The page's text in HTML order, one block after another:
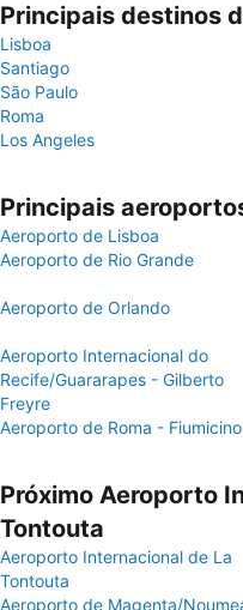
Principais destinos
Lisboa
Santiago
São Paulo
Roma
Los Angeles
Principais
Aeroporto de Lisboa
Aeroporto de Rio Grande
Aeroporto de Orlando
Aeroporto Internacional do
Recife/Guararapes - Gilberto
Freyre
Aeroporto de Roma - Fiumicino
Próximo Aeroporto
Tontouta
Aeroporto Internacional de La
Tontouta
Aeroporto de Magenta/